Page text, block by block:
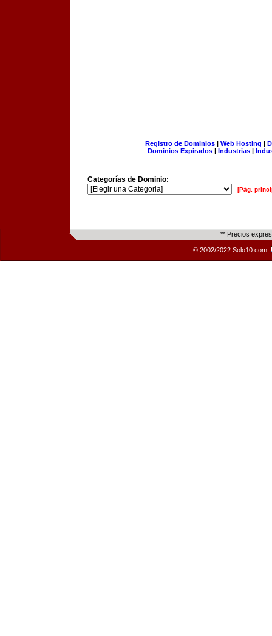
Registro de Dominios| Web Hosting |
Dominios Expirados | Industrias |
Categorías de Dominio:
[Pág.
** Precios
© 2002/2022 Solo10.com